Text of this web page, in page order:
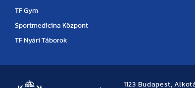
TF Gym
Sportmedicina Központ
TF Nyári Táborok
1123 Budapest,